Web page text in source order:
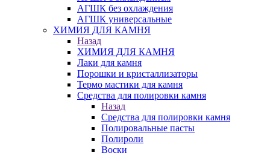
АГШК без охлаждения
АГШК универсальные
ХИМИЯ ДЛЯ КАМНЯ
Назад
ХИМИЯ ДЛЯ КАМНЯ
Лаки для камня
Порошки и кристаллизаторы
Термо мастики для камня
Средства для полировки камня
Назад
Средства для полировки камня
Полировальные пасты
Полироли
Воски